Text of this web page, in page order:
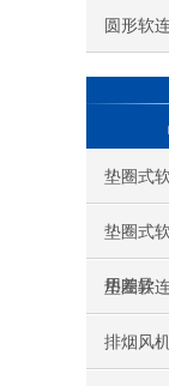
圆形软
垫圈式
垫圈式
用差异
垫圈软
排烟风